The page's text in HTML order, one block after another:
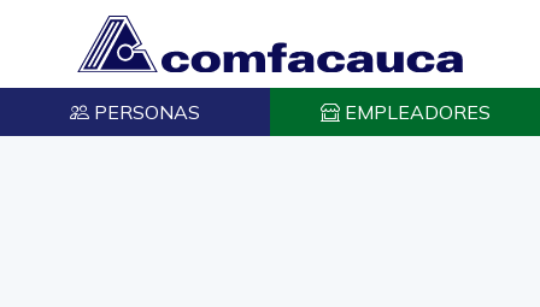
PERSONAS EMPLEADORES